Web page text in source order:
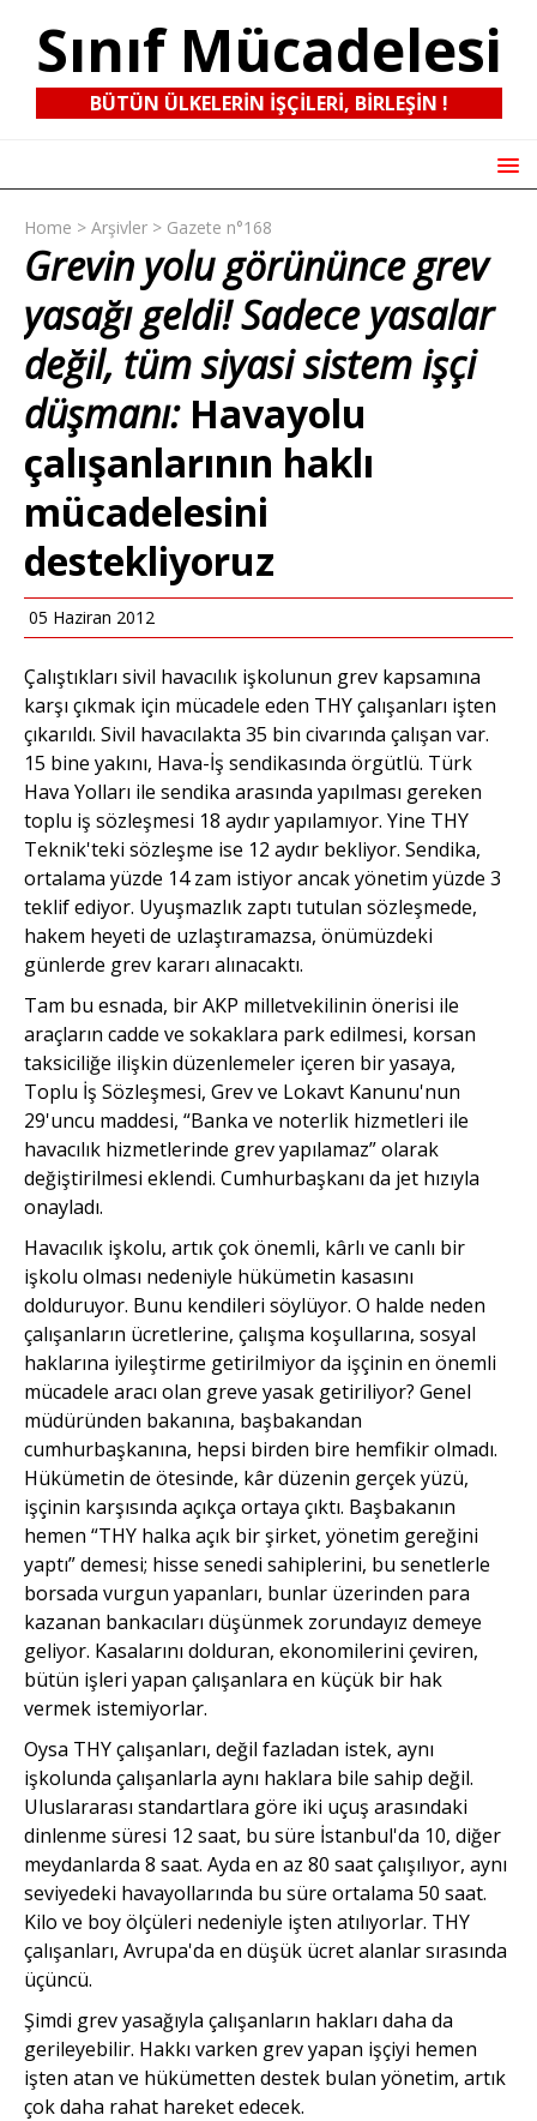
Sınıf Mücadelesi
BÜTÜN ÜLKELERIN IŞÇILERI, BIRLEŞIN !
Home > Arşivler > Gazete n°168
Grevin yolu görününce grev
yasağı geldi! Sadece yasalar
değil, tüm siyasi sistem işçi
düşmanı:Havayolu
çalışanlarının haklı
mücadelesini
destekliyoruz
05 Haziran 2012
Çalıştıkları sivil havacılık işkolunun grev kapsamına
karşı çıkmak için mücadele eden THY çalışanları işten
çıkarıldı. Sivil havacılakta 35 bin civarında çalışan var.
15 bine yakını, Hava-İş sendikasında örgütlü. Türk
Hava Yolları ile sendika arasında yapılması gereken
toplu iş sözleşmesi 18 aydır yapılamıyor. Yine THY
Teknik'teki sözleşme ise 12 aydır bekliyor. Sendika,
ortalama yüzde 14 zam istiyor ancak yönetim yüzde 3
teklif ediyor. Uyuşmazlık zaptı tutulan sözleşmede,
hakem heyeti de uzlaştıramazsa, önümüzdeki
günlerde grev kararı alınacaktı.
Tam bu esnada, bir AKP milletvekilinin önerisi ile
araçların cadde ve sokaklara park edilmesi, korsan
taksiciliğe ilişkin düzenlemeler içeren bir yasaya,
Toplu İş Sözleşmesi, Grev ve Lokavt Kanunu'nun
29'uncu maddesi, “Banka ve noterlik hizmetleri ile
havacılık hizmetlerinde grev yapılamaz” olarak
değiştirilmesi eklendi. Cumhurbaşkanı da jet hızıyla
onayladı.
Havacılık işkolu, artık çok önemli, kârlı ve canlı bir
işkolu olması nedeniyle hükümetin kasasını
dolduruyor. Bunu kendileri söylüyor. O halde neden
çalışanların ücretlerine, çalışma koşullarına, sosyal
haklarına iyileştirme getirilmiyor da işçinin en önemli
mücadele aracı olan greve yasak getiriliyor? Genel
müdüründen bakanına, başbakandan
cumhurbaşkanına, hepsi birden bire hemfikir olmadı.
Hükümetin de ötesinde, kâr düzenin gerçek yüzü,
işçinin karşısında açıkça ortaya çıktı. Başbakanın
hemen “THY halka açık bir şirket, yönetim gereğini
yaptı” demesi; hisse senedi sahiplerini, bu senetlerle
borsada vurgun yapanları, bunlar üzerinden para
kazanan bankacıları düşünmek zorundayız demeye
geliyor. Kasalarını dolduran, ekonomilerini çeviren,
bütün işleri yapan çalışanlara en küçük bir hak
vermek istemiyorlar.
Oysa THY çalışanları, değil fazladan istek, aynı
işkolunda çalışanlarla aynı haklara bile sahip değil.
Uluslararası standartlara göre iki uçuş arasındaki
dinlenme süresi 12 saat, bu süre İstanbul'da 10, diğer
meydanlarda 8 saat. Ayda en az 80 saat çalışılıyor, aynı
seviyedeki havayollarında bu süre ortalama 50 saat.
Kilo ve boy ölçüleri nedeniyle işten atılıyorlar. THY
çalışanları, Avrupa'da en düşük ücret alanlar sırasında
üçüncü.
Şimdi grev yasağıyla çalışanların hakları daha da
gerileyebilir. Hakkı varken grev yapan işçiyi hemen
işten atan ve hükümetten destek bulan yönetim, artık
çok daha rahat hareket edecek.